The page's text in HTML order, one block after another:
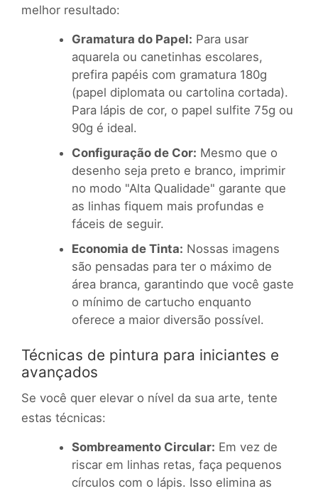
melhor resultado:
Gramatura do Papel: Para usar
aquarela ou canetinhas escolares,
prefira papéis com gramatura 180g
(papel diplomata ou cartolina cortada).
Para lápis de cor, o papel sulfite 75g ou
90g é ideal.
Configuração de Cor: Mesmo que o
desenho seja preto e branco, imprimir
no modo "Alta Qualidade" garante que
as linhas fiquem mais profundas e
fáceis de seguir.
Economia de Tinta: Nossas imagens
são pensadas para ter o máximo de
área branca, garantindo que você gaste
o mínimo de cartucho enquanto
oferece a maior diversão possível.
Técnicas de pintura para iniciantes e
avançados
Se você quer elevar o nível da sua arte, tente
estas técnicas:
Sombreamento Circular: Em vez de
riscar em linhas retas, faça pequenos
círculos com o lápis. Isso elimina as